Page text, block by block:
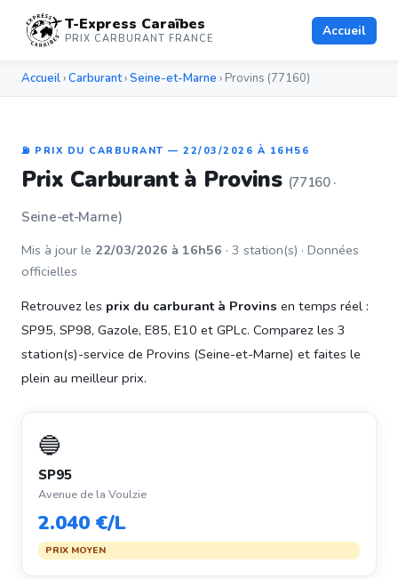
T-Express Caraïbes
PRIX CARBURANT FRANCE Accueil
Accueil ›Carburant›Seine-et-Marne › Provins (77160)
⛽ PRIX DU CARBURANT — 22/03/2026 À 16H56
Prix Carburant à Provins (77160 ·
Seine-et-Marne)
Mis à jour le 22/03/2026 à 16h56 · 3 station(s) · Données
officielles
Retrouvez les prix du carburant à Provins en temps réel :
SP95, SP98, Gazole, E85, E10 et GPLc. Comparez les 3
station(s)-service de Provins (Seine-et-Marne) et faites le
plein au meilleur prix.
🔵
SP95
Avenue de la Voulzie
2.040 €/L
PRIX MOYEN